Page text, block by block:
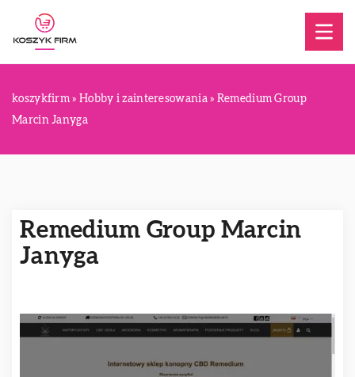
koszykfirm » Hobby i zainteresowania» Remedium Group
Marcin Janyga
Remedium Group Marcin
Janyga